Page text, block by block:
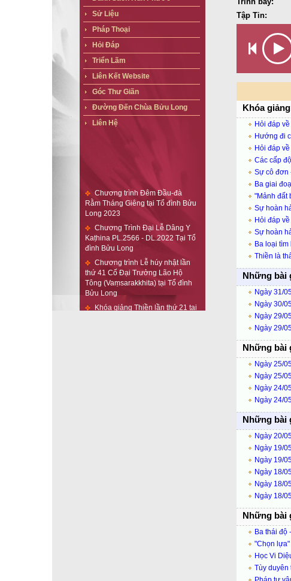
Sử Liệu
Pháp Thoại
Hỏi Đáp
Triển Lãm
Liên Kết Website
Góc Thư Giãn
Đường Đến Chùa Bửu Long
Liên Hệ
Chương trình Đêm Đầu-đà
Rằm Tháng Giêng tại Tổ đình Bửu
Long 2023
Chương Trình Đại Lễ Dâng Y
Kaṭhina PL.2566 - DL.2022 Tại Tổ
đình Bửu Long
Chương trình Lễ húy nhật lần
thứ 41 Cố Đại Trưởng Lão Hộ
Tông (Vaṃsarakkhita) tại Tổ đình
Bửu Long
Khóa giảng Thiền lần thứ 21 tại
Tập Tin:
Khóa
Hỏi đáp
Hướng đi
Hỏi đáp
Các cấp
Sự cô đơn
Ba giai
"Mảnh đất
Sự hoàn
Hỏi đáp
Sự hoàn
Ba loại
Thiền là
Những bài
Ngày 31/
Ngày 30/
Ngày 29/
Ngày 29/
Những bài
Ngày 25/
Ngày 25/
Ngày 24/
Ngày 24/
Những bài
Ngày 20/
Ngày 19/
Ngày 19/
Ngày 18/
Ngày 18/
Ngày 18/
Những bài
Ba thái độ
"Chọn
Học Vi
Tùy duyên